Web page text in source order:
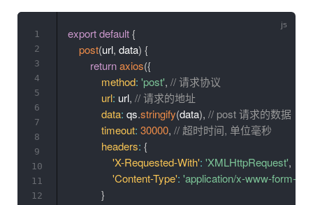
exportdefault{
post(url, data) {
returnaxios({
method: 'post', // 请求协议
url: url, // 请求的地址
data: qs.stringify(data), // post 请求的数据
timeout: 30000, // 超时时间, 单位毫秒
headers: {
'X-Requested-With': 'XMLHttpRequest',
'Content-Type': 'application/x-www-form-
}
1
2
3
4
5
6
7
8
9
10
11
12